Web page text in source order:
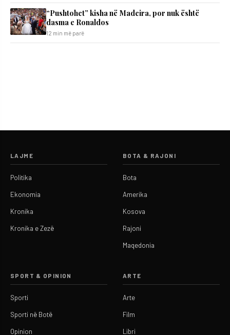
“Pushtohet” kisha në Madeira, por nuk është
dasma e Ronaldos
12 min më parë
LAJME
Politika
Ekonomia
Kronika
Kronika e Zezë
BOTA & RAJONI
Bota
Amerika
Kosova
Rajoni
Maqedonia
SPORT & OPINION
Sporti
Sporti në Botë
Opinion
ARTE
Arte
Film
Libri